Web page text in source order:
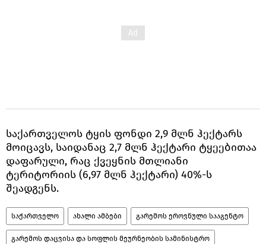
საქართველოს ტყის ფონდი 2,9 მლნ ჰექტარს
მოიცავს, საიდანაც 2,7 მლნ ჰექტარი ტყეებითაა
დაფარული, რაც ქვეყნის მთლიანი
ტერიტორიის (6,97 მლნ ჰექტარი) 40%-ს
შეადგენს.
საქართველო ახალი ამბები გარემოს ეროვნული სააგენტო
გარემოს დაცვისა და სოფლის მეურნეობის სამინისტრო